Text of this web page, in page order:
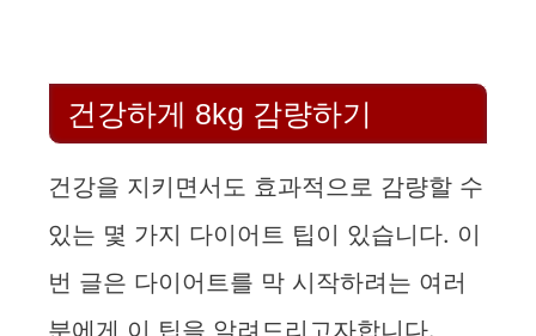
건강하게 8kg 감량하기
건강을 지키면서도 효과적으로 감량할 수
있는 몇 가지 다이어트 팁이 있습니다. 이
번 글은 다이어트를 막 시작하려는 여러
분에게 이 팁을 알려드리고자합니다.